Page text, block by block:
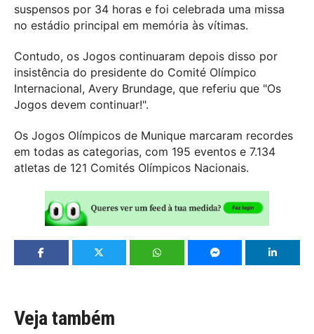
suspensos por 34 horas e foi celebrada uma missa
no estádio principal em memória às vítimas.
Contudo, os Jogos continuaram depois disso por
insistência do presidente do Comité Olímpico
Internacional, Avery Brundage, que referiu que "Os
Jogos devem continuar!".
Os Jogos Olímpicos de Munique marcaram recordes
em todas as categorias, com 195 eventos e 7.134
atletas de 121 Comités Olímpicos Nacionais.
Veja também